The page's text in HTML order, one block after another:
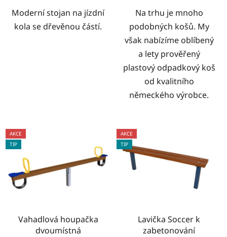
Moderní stojan na jízdní
kola se dřevěnou částí.
Na trhu je mnoho
podobných košů. My
však nabízíme oblíbený
a lety prověřený
plastový odpadkový koš
od kvalitního
německého výrobce.
AKCE
TIP
Vahadlová houpačka
dvoumístná
AKCE
TIP
Lavička Soccer k
zabetonování